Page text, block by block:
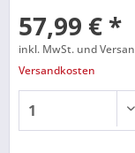
57,99 € *
inkl. MwSt. und
Versandkosten